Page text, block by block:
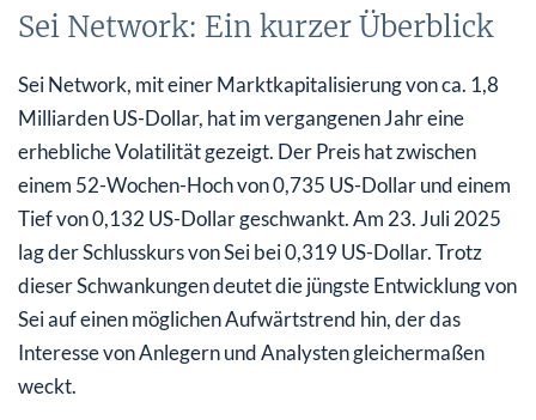
Sei Network: Ein kurzer Überblick
Sei Network, mit einer Marktkapitalisierung von ca. 1,8
Milliarden US-Dollar, hat im vergangenen Jahr eine
erhebliche Volatilität gezeigt. Der Preis hat zwischen
einem 52-Wochen-Hoch von 0,735 US-Dollar und einem
Tief von 0,132 US-Dollar geschwankt. Am 23. Juli 2025
lag der Schlusskurs von Sei bei 0,319 US-Dollar. Trotz
dieser Schwankungen deutet die jüngste Entwicklung von
Sei auf einen möglichen Aufwärtstrend hin, der das
Interesse von Anlegern und Analysten gleichermaßen
weckt.